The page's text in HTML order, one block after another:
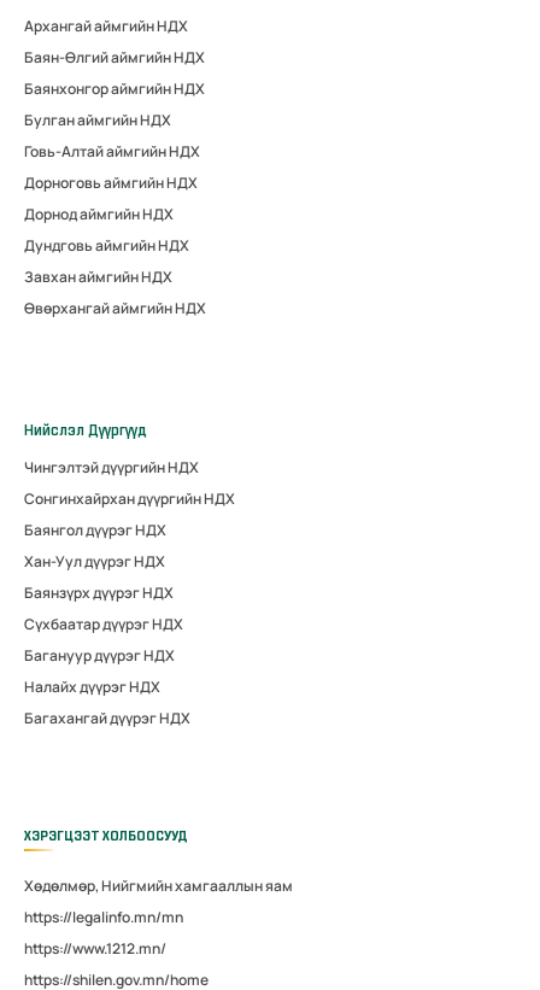
Архангай аймгийн НДХ
Баян-Өлгий аймгийн НДХ
Баянхонгор аймгийн НДХ
Булган аймгийн НДХ
Говь-Алтай аймгийн НДХ
Дорноговь аймгийн НДХ
Дорнод аймгийн НДХ
Дундговь аймгийн НДХ
Завхан аймгийн НДХ
Өвөрхангай аймгийн НДХ
Нийслэл Дүүргүүд
Чингэлтэй дүүргийн НДХ
Сонгинхайрхан дүүргийн НДХ
Баянгол дүүрэг НДХ
Хан-Уул дүүрэг НДХ
Баянзүрх дүүрэг НДХ
Сүхбаатар дүүрэг НДХ
Багануур дүүрэг НДХ
Налайх дүүрэг НДХ
Багахангай дүүрэг НДХ
ХЭРЭГЦЭЭТ ХОЛБООСУУД
Хөдөлмөр, Нийгмийн хамгааллын яам
https://legalinfo.mn/mn
https://www.1212.mn/
https://shilen.gov.mn/home